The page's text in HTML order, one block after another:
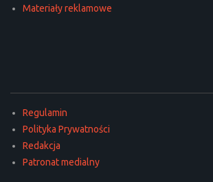
Materiały reklamowe
Regulamin
Polityka Prywatności
Redakcja
Patronat medialny